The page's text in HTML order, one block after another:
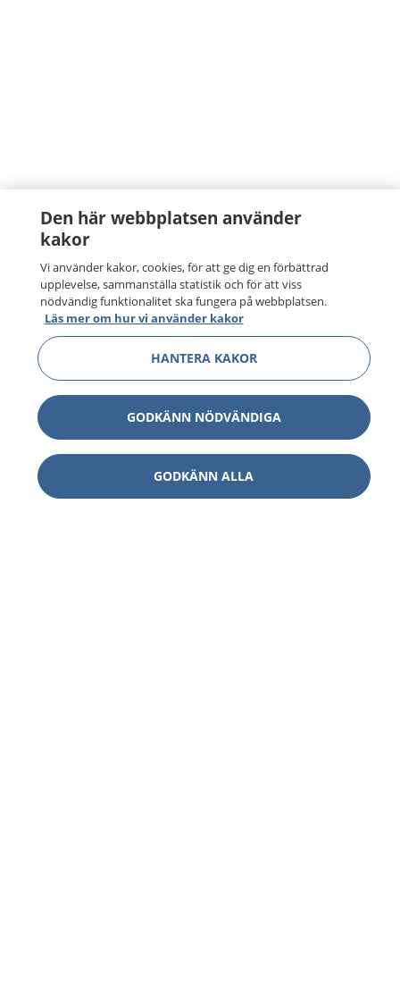
Den här webbplatsen använder
kakor
Vi använder kakor, cookies, för att ge dig en förbättrad
upplevelse, sammanställa statistik och för att viss
nödvändig funktionalitet ska fungera på webbplatsen.
Läs mer om hur vi använder kakor
HANTERA KAKOR
GODKÄNN NÖDVÄNDIGA
GODKÄNN ALLA